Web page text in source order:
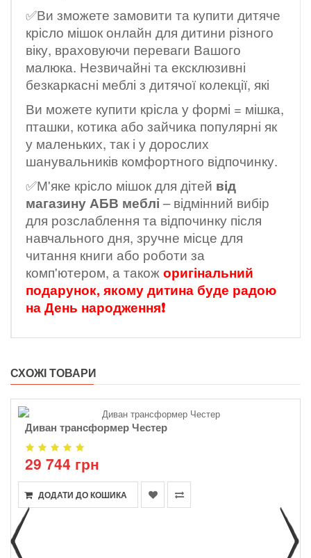
✅Ви зможете замовити та купити дитяче
крісло мішок онлайн для дитини різного
віку, враховуючи переваги Вашого
малюка. Незвичайні та ексклюзивні
безкаркасні меблі з дитячої колекції, які
Ви можете купити крісла у формі = мішка,
пташки, котика або зайчика популярні як
у маленьких, так і у дорослих
шанувальників комфортного відпочинку.
✅М'яке крісло мішок для дітей від
магазину АБВ меблі – відмінний вибір
для розслаблення та відпочинку після
навчального дня, зручне місце для
читання книги або роботи за
комп'ютером, а такожоригінальний
подарунок, якому дитина буде радою
на День народження❗
СХОЖІ ТОВАРИ
Диван трансформер Честер
29 744 грн
ДОДАТИ ДО КОШИКА